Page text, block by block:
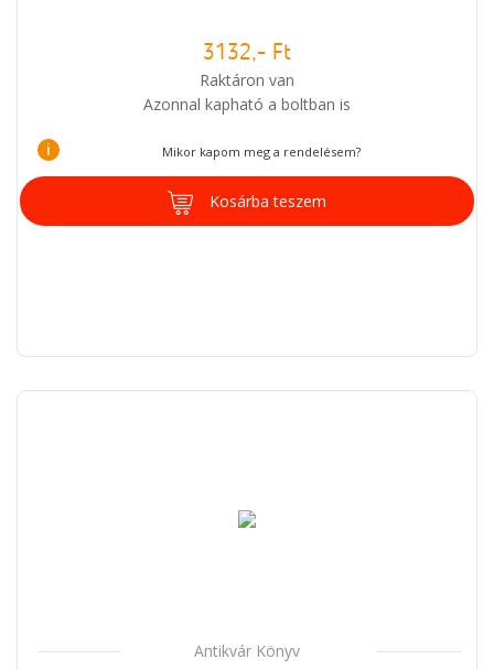
3132,- Ft
Raktáron van
Azonnal kapható a boltban is
i Mikor kapom meg a rendelésem?
Kosárba teszem
Antikvár Könyv